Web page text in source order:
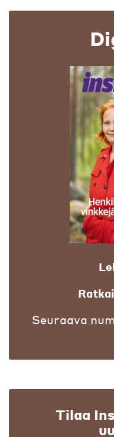
Seuraava
Tilaa